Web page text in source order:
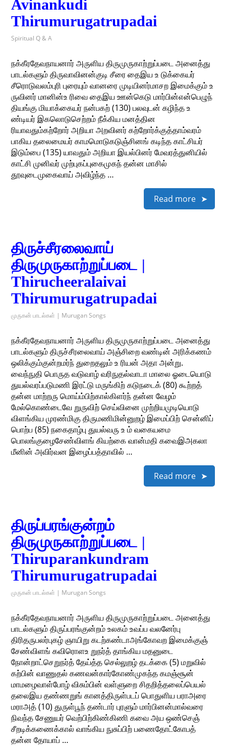
Avinankudi
Thirumurugatrupadai
Spiritual Q & A
நக்கீரதேவநாயனார் அருளிய திருமுருகாற்றுப்படை அனைத்து
பாடல்களும் திருவாவினன்குடி சீரை தைஇய உ டுக்கையர்
சீரொடுவலம்புரி புரையும் வானரை முடியினர்மாசற இமைக்கும் உ
ருவினர் மானின்உ ரிவை தைஇய ஊன்கெடு மார்பின்என்பெழுந்
தியங்கு மியாக்கையர் நன்பகற் (130) பலவுடன் கழிந்த உ
ண்டியர் இகலொடுசெற்றம் நீக்கிய மனத்தின
ரியாவதும்கற்றோர் அறியா அறவினர் கற்றோர்க்குத்தாம்வரம்
பாகிய தலைமையர் காமமொடுகடுஞ்சினங் கடிந்த காட்சியர்
இடும்பை (135) யாவதும் அறியா இயல்பினர் மேவரத்துனியில்
காட்சி முனிவர் முற்புகப்புகைமுகந் தன்ன மாசில்
தூவுடைமுகைவாய் அவிழ்ந்த …
Read more
திருச்சீரலைவாய்
திருமுருகாற்றுப்படை |
Thirucheeralaivai
Thirumurugatrupadai
முருகன் பாடல்கள் | Murugan Songs
நக்கீரதேவநாயனார் அருளிய திருமுருகாற்றுப்படை அனைத்து
பாடல்களும் திருச்சீரலைவாய் அஞ்சிறை வண்டின் அரிக்கணம்
ஒலிக்கும்குன்றமர்ந் துறைதலும் உ ரியன் அதா அன்று.
வைந்நுதி பொருத வடுவாழ் வரிநுதல்வாடா மாலை ஓடையொடு
துயல்வரப்படுமணி இரட்டு மருங்கிற் கடுநடைக் (80) கூற்றத்
தன்ன மாற்றரு மொய்ம்பிற்கால்கிளர்ந் தன்ன வேழம்
மேல்கொண்டைவே றுருவிற் செய்வினை முற்றியமுடியொடு
விளங்கிய முரண்மிகு திருமணிமின்னுறழ் இமைப்பிற் சென்னிப்
பொற்ப (85) நகைதாழ்பு துயல்வரு உ ம் வகையமை
பொலங்குழைசேண்விளங் கியற்கை வான்மதி கவைஇஅகலா
மீனின் அவிர்வன இழைப்பத்தாவில் …
Read more
திருப்பரங்குன்றம்
திருமுருகாற்றுப்படை |
Thiruparankundram
Thirumurugatrupadai
முருகன் பாடல்கள் | Murugan Songs
நக்கீரதேவநாயனார் அருளிய திருமுருகாற்றுப்படை அனைத்து
பாடல்களும் திருப்பரங்குன்றம் உலகம் உவப்ப வலனேர்பு
திரிதருபலர்புகழ் ஞாயிறு கடற்கண்டாஅங்கோவற இமைக்குஞ்
சேண்விளங் கவிரொளஉ றுநர்த் தாங்கிய மதனுடை
நோன்றாட்செறுநர்த் தேய்த்த செல்லுறழ் தடக்கை (5) மறுவில்
கற்பின் வாணுதல் கணவன்கார்கோண்முகந்த கமஞ்சூன்
மாமழைவாள்போழ் விசும்பின் வள்ளுறை சிதறித்தலைப்பெயல்
தலைஇய தண்ணறுங் கானத்திருள்படப் பொதுளிய பராஅரை
மராஅத் (10) துருள்பூந் தண்டார் புரளும் மார்பினன்மால்வரை
நிவந்த சேணுயர் வெற்பிற்கிண்கிணி கவை அய ஒண்செஞ்
சீறடிக்கணைக்கால் வாங்கிய நுசுப்பிற் பணைதோட்கோபத்
தன்ன தோயாப் …